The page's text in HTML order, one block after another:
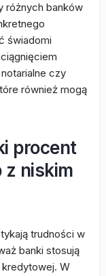
różnych banków
świadomi
czy
również mogą
procent
z niskim
trudności w
banki stosują
W